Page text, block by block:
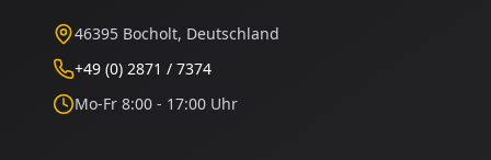
46395 Bocholt, Deutschland
+49 (0) 2871 / 7374
Mo-Fr 8:00 - 17:00 Uhr